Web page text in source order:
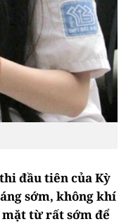
đầu tiên của Kỳ
sớm, không khí
mặt từ rất sớm để